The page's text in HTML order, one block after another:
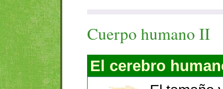
Cuerpo humano II
El cerebro